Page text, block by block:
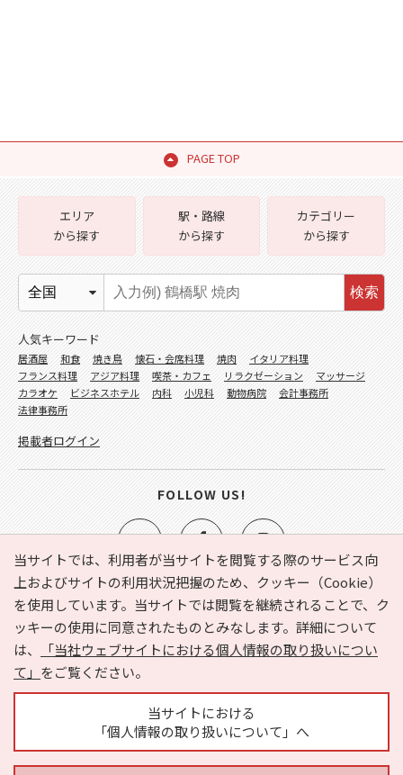
PAGE TOP
当サイトでは、利用者が当サイトを閲覧する際のサービス向
上およびサイトの利用状況把握のため、クッキー（Cookie）
を使用しています。当サイトでは閲覧を継続されることで、ク
ッキーの使用に同意されたものとみなします。詳細について
は、
「当社ウェブサイトにおける個人情報の取り扱いについ
て」 をご覧ください。
当サイトにおける
「個人情報の取り扱いについて」へ
e-NAVITA（イーナビタ）とは？ お気に入り
ヘルプ
利用規約
個人情報の取り扱いについて
運営会社
サイトマップ
広告掲載に関するお問い合わせ
エリア
から探す
駅・路線
から探す
カテゴリー
から探す
検索
人気キーワード
居酒屋 和食 焼き鳥 懐石・会席料理 焼肉
イタリア料理
フランス料理
アジア料理 喫茶・カフェ リラクゼーション
マッサージ
カラオケ
ビジネスホテル 内科 小児科 動物病院
会計事務所
法律事務所
掲載者ログイン
FOLLOW US!